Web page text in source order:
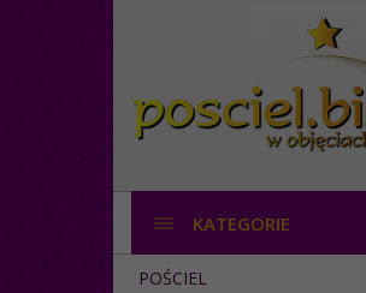
KATEGORIE
POŚCIEL